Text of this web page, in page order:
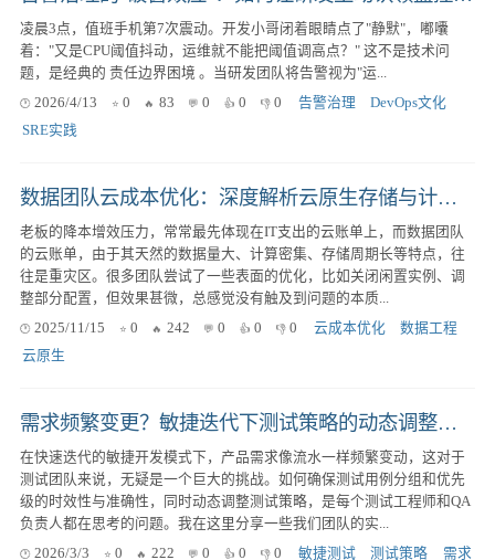
凌晨3点，值班手机第7次震动。开发小哥闭着眼睛点了"静默"，嘟囔
着："又是CPU阈值抖动，运维就不能把阈值调高点？" 这不是技术问
题，是经典的 责任边界困境 。当研发团队将告警视为"运...
2026/4/13
0 83 0 0 0 告警治理
DevOps文化
SRE实践
数据团队云成本优化：深度解析云原生存储与计算策略
老板的降本增效压力，常常最先体现在IT支出的云账单上，而数据团队
的云账单，由于其天然的数据量大、计算密集、存储周期长等特点，往
往是重灾区。很多团队尝试了一些表面的优化，比如关闭闲置实例、调
整部分配置，但效果甚微，总感觉没有触及到问题的本质...
2025/11/15
0 242 0 0 0 云成本优化
数据工程
云原生
需求频繁变更？敏捷迭代下测试策略的动态调整与高效实践
在快速迭代的敏捷开发模式下，产品需求像流水一样频繁变动，这对于
测试团队来说，无疑是一个巨大的挑战。如何确保测试用例分组和优先
级的时效性与准确性，同时动态调整测试策略，是每个测试工程师和QA
负责人都在思考的问题。我在这里分享一些我们团队的实...
2026/3/3
0 222 0 0 0 敏捷测试 测试策略 需求